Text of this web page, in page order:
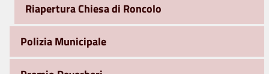
Riapertura Chiesa di Roncolo
Polizia Municipale